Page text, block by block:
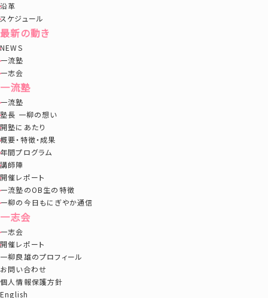
沿革
スケジュール
最新の動き
NEWS
一流塾
一志会
一流塾
一流塾
塾長 一柳の想い
開塾にあたり
概要・特徴・成果
年間プログラム
講師陣
開催レポート
一流塾のOB生の特徴
一柳の今日もにぎやか通信
一志会
一志会
開催レポート
一柳良雄のプロフィール
お問い合わせ
個人情報保護方針
English